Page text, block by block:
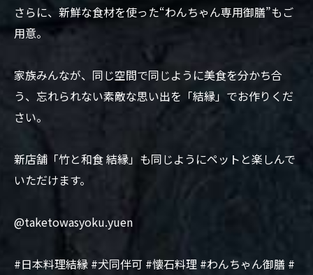
さらに、新鮮な食材を使った“わんちゃん専用御膳”もご
用意。
家族みんなが、同じ空間で同じように美食を分かち合
う、忘れられない素敵な思い出を「結縁」でお作りくだ
さい。
新店舗「竹と和食 結縁」も同じようにペットと楽しんで
いただけます。
@taketowasyoku.yuen
#日本料理結縁 #犬同伴可 #懐石料理 #わんちゃん御膳 #